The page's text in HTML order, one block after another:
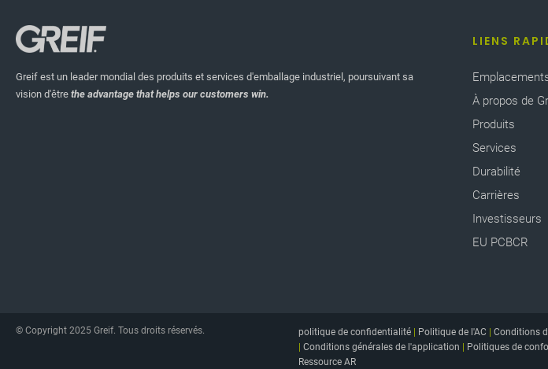
Greif est un leader mondial des produits et services d'emballage industriel, poursuivant sa
vision d'être the advantage that helps our customers win.
LIENS
À propos de
Produits
Services
Durabilité
Carrières
Investisseurs
EU PCBCR
© Copyright 2025 Greif. Tous droits réservés. politique de confidentialité| Politique de l'AC | Conditions
| Conditions générales de l'application | Politiques de
Ressource AR